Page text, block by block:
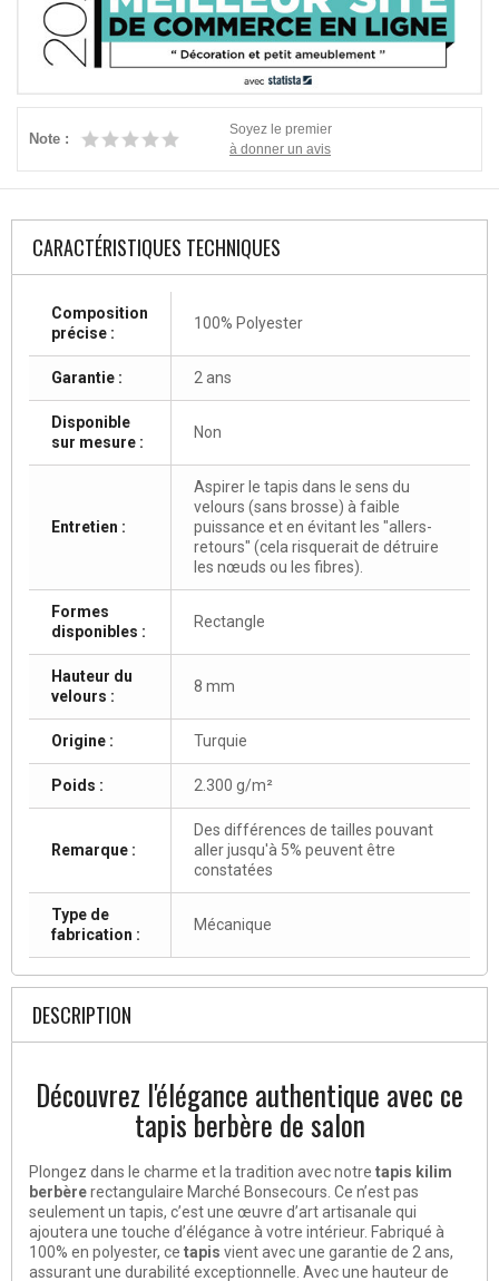
Note :
Soyez le premier
à donner un avis
CARACTÉRISTIQUES TECHNIQUES
Composition
précise :
100% Polyester
Garantie : 2 ans
Disponible
sur mesure :
Non
Entretien :
Aspirer le tapis dans le sens du
velours (sans brosse) à faible
puissance et en évitant les "allers-
retours" (cela risquerait de détruire
les nœuds ou les fibres).
Formes
disponibles :
Rectangle
Hauteur du
velours :
8 mm
Origine : Turquie
Poids : 2.300 g/m²
Remarque :
Des différences de tailles pouvant
aller jusqu'à 5% peuvent être
constatées
Type de
fabrication :
Mécanique
DESCRIPTION
Découvrez l'élégance authentique avec ce
tapis berbère de salon
Plongez dans le charme et la tradition avec notre tapis kilim
berbèrerectangulaire Marché Bonsecours. Ce n’est pas
seulement un tapis, c’est une œuvre d’art artisanale qui
ajoutera une touche d’élégance à votre intérieur. Fabriqué à
100% en polyester, ce tapis vient avec une garantie de 2 ans,
assurant une durabilité exceptionnelle. Avec une hauteur de